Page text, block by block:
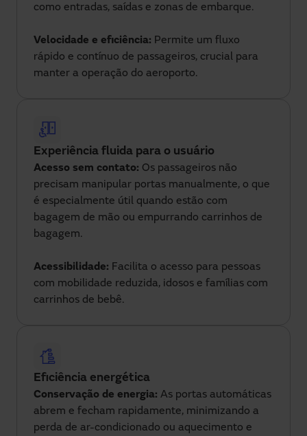
como entradas, saídas e zonas de embarque.
Velocidade e eficiência: Permite um fluxo
rápido e contínuo de passageiros, crucial para
manter a operação do aeroporto.
Experiência fluida para o usuário
Acesso sem contato: Os passageiros não
precisam manipular portas manualmente, o que
é especialmente útil quando estão com
bagagem de mão ou empurrando carrinhos de
bagagem.
Acessibilidade: Facilita o acesso para pessoas
com mobilidade reduzida, idosos e famílias com
carrinhos de bebê.
Eficiência energética
Conservação de energia: As portas automáticas
abrem e fecham rapidamente, minimizando a
perda de ar-condicionado ou aquecimento e